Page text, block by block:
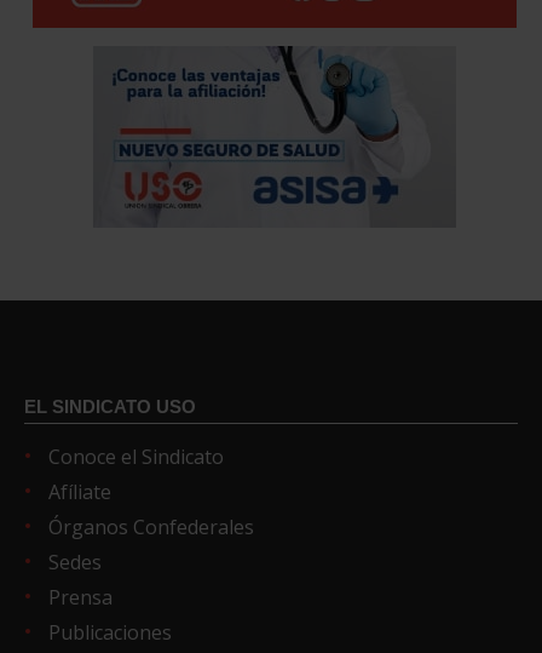
EL SINDICATO USO
Conoce el Sindicato
Afíliate
Órganos Confederales
Sedes
Prensa
Publicaciones